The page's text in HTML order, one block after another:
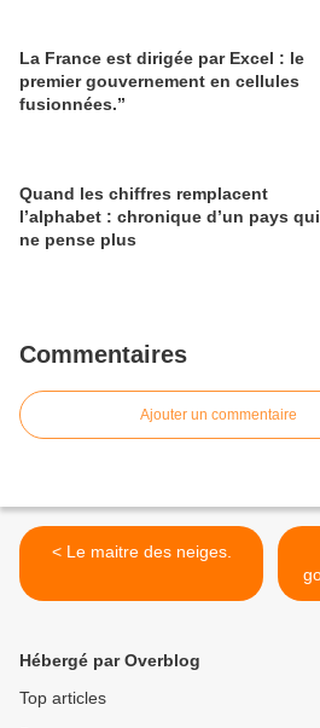
La France est dirigée par Excel : le
premier gouvernement en cellules
fusionnées.”
Quand les chiffres remplacent
l’alphabet : chronique d’un pays qui
ne pense plus
Commentaires
Ajouter un commentaire
< Le maitre des neiges.
Hébergé par Overblog
Top articles